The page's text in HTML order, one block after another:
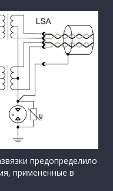
предопределило
примененные в